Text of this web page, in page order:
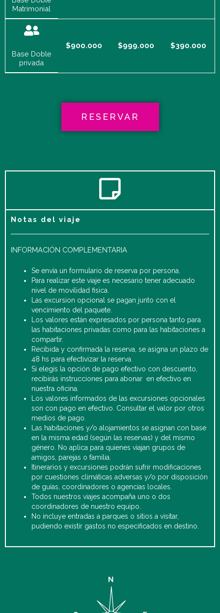
Matrimonial
Base Doble
privada
$900.000 $999.000 $390.000
RESERVAR
Notas del viaje
INFORMACIÓN COMPLEMENTARIA
Se envía un formulario de reserva por persona.
Para realizar este viaje es necesario tener adecuado
nivel de movilidad fisica.
Las excursion opcional se pagan junto con el
vencimiento del paquete.
Los valores están expresados por persona tanto para
las habitaciones privadas como para las habitaciones a
compartir.
Recibida y confirmada la reserva, se asigna un plazo de
48 hs para efectivizar la reserva.
Si elegís la opción de pago efectivo con descuento,
recibirás instrucciones para abonar en efectivo en
nuestra oficina.
Los valores informados de las excursiones opcionales
son con pago en efectivo. Consultar el valor por otros
medios de pago.
Las habitaciones y/o alojamientos se asignan con base
en la misma edad (según las reservas) y del mismo
género. No aplica para quienes viajan grupos de
amigos, parejas o familia.
Itinerarios y excursiones podrán sufrir modificaciones
por cuestiones climáticas adversas y/o por disposición
de guías, coordinadores o agencias locales.
Todos nuestros viajes acompaña uno o dos
coordinadores de nuestro equipo.
No incluye entradas a parques o sitios a visitar,
pudiendo existir gastos no especificados en destino.